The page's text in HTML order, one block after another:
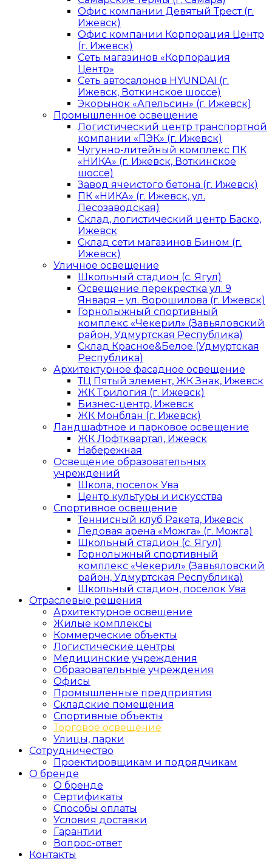
Офис компании Девятый Трест (г.
Ижевск)
Офис компании Корпорация Центр
(г. Ижевск)
Сеть магазинов «Корпорация
Центр»
Сеть автосалонов HYUNDAI (г.
Ижевск, Воткинское шоссе)
Экорынок «Апельсин» (г. Ижевск)
Промышленное освещение
Логистический центр транспортной
компании «ПЭК» (г. Ижевск)
Чугунно-литейный комплекс ПК
«НИКА» (г. Ижевск, Воткинское
шоссе)
Завод ячеистого бетона (г. Ижевск)
ПК «НИКА» (г. Ижевск, ул.
Лесозаводская)
Склад, логистический центр Баско,
Ижевск
Склад сети магазинов Бином (г.
Ижевск)
Уличное освещение
Школьный стадион (с. Ягул)
Освещение перекрестка ул. 9
Января – ул. Ворошилова (г. Ижевск)
Горнолыжный спортивный
комплекс «Чекерил» (Завьяловский
район, Удмуртская Республика)
Склад Красное&Белое (Удмуртская
Республика)
Архитектурное фасадное освещение
ТЦ Пятый элемент, ЖК Знак, Ижевск
ЖК Трилогия (г. Ижевск)
Бизнес-центр, Ижевск
ЖК Монблан (г. Ижевск)
Ландшафтное и парковое освещение
ЖК Лофтквартал, Ижевск
Набережная
Освещение образовательных
учреждений
Школа, поселок Ува
Центр культуры и искусства
Спортивное освещение
Теннисный клуб Ракета, Ижевск
Ледовая арена «Можга» (г. Можга)
Школьный стадион (с. Ягул)
Горнолыжный спортивный
комплекс «Чекерил» (Завьяловский
район, Удмуртская Республика)
Школьный стадион, поселок Ува
Отраслевые решения
Архитектурное освещение
Жилые комплексы
Коммерческие объекты
Логистические центры
Медицинские учреждения
Образовательные учреждения
Офисы
Промышленные предприятия
Складские помещения
Спортивные объекты
Торговое освещение
Улицы, парки
Сотрудничество
Проектировщикам и подрядчикам
О бренде
О бренде
Сертификаты
Способы оплаты
Условия доставки
Гарантии
Вопрос-ответ
Контакты